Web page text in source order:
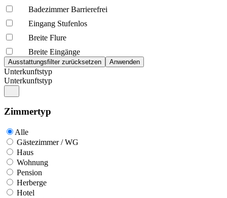
Badezimmer Barrierefrei
Eingang Stufenlos
Breite Flure
Breite Eingänge
Unterkunftstyp
Unterkunftstyp
Zimmertyp
Alle
Gästezimmer / WG
Haus
Wohnung
Pension
Herberge
Hotel